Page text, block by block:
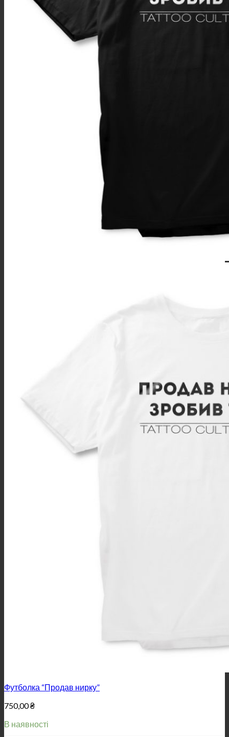
Футболка “Продав нирку”
750,00₴
В наявності